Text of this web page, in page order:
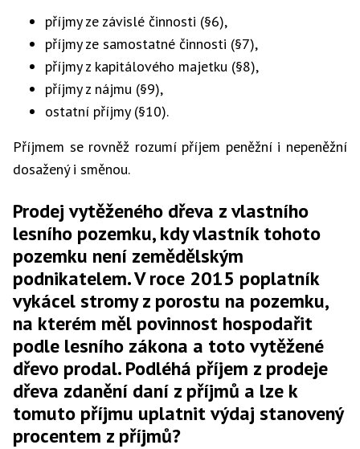
příjmy ze závislé činnosti (§6),
příjmy ze samostatné činnosti (§7),
příjmy z kapitálového majetku (§8),
příjmy z nájmu (§9),
ostatní příjmy (§10).
Příjmem se rovněž rozumí příjem peněžní i nepeněžní
dosažený i směnou.
Prodej vytěženého dřeva z vlastního
lesního pozemku, kdy vlastník tohoto
pozemku není zemědělským
podnikatelem. V roce 2015 poplatník
vykácel stromy z porostu na pozemku,
na kterém měl povinnost hospodařit
podle lesního zákona a toto vytěžené
dřevo prodal. Podléhá příjem z prodeje
dřeva zdanění daní z příjmů a lze k
tomuto příjmu uplatnit výdaj stanovený
procentem z příjmů?